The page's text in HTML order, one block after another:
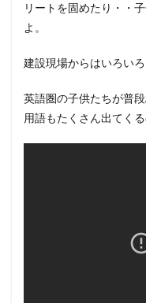
リートを固めたり・・
よ。
建設現場からはいろい
英語圏の子供たちが普
用語もたくさん出てく